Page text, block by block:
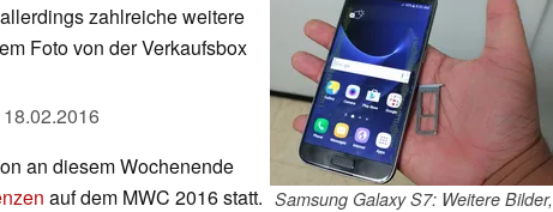
Samsung Galaxy S7: Weitere Bilder,
zahlreiche weitere
Foto von der Verkaufsbox
18.02.2016
an diesem Wochenende
auf dem MWC 2016 statt.